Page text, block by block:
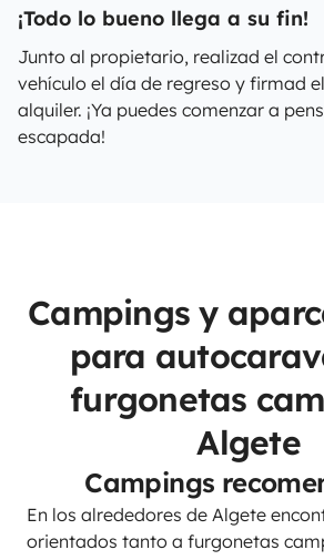
¡Todo lo bueno llega a su fin!
Junto al propietario, realizad el
vehículo el día de regreso y firmad
alquiler. ¡Ya puedes comenzar a
escapada!
Campings y
para
furgonetas
Algete
Campings
En los alrededores de Algete
orientados tanto a furgonetas